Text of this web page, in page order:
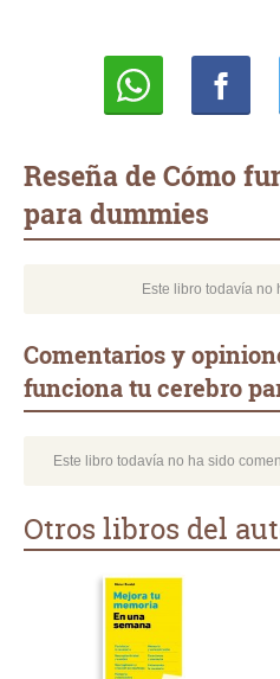
Reseña de Cómo
para dummies
Este libro todavía no
Comentarios y
funciona tu cerebro
Este libro todavía no ha sido
Otros libros del